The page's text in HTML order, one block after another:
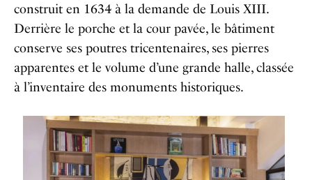
construit en 1634 à la demande de Louis XIII.
Derrière le porche et la cour pavée, le bâtiment
conserve ses poutres tricentenaires, ses pierres
apparentes et le volume d’une grande halle, classée
à l’inventaire des monuments historiques.